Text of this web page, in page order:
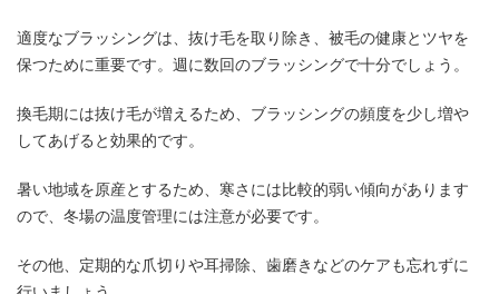
適度なブラッシングは、抜け毛を取り除き、被毛の健康とツヤを
保つために重要です。週に数回のブラッシングで十分でしょう。
換毛期には抜け毛が増えるため、ブラッシングの頻度を少し増や
してあげると効果的です。
暑い地域を原産とするため、寒さには比較的弱い傾向があります
ので、冬場の温度管理には注意が必要です。
その他、定期的な爪切りや耳掃除、歯磨きなどのケアも忘れずに